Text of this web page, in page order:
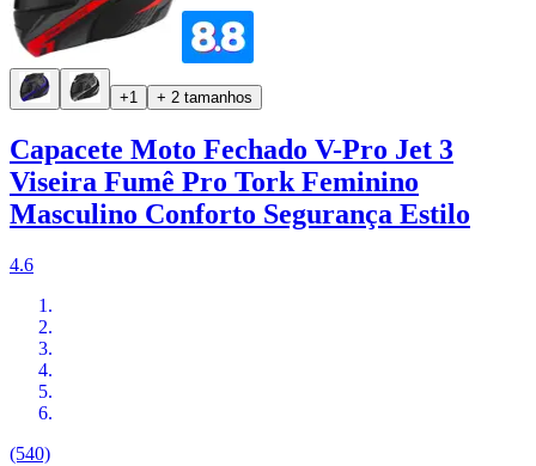
+1 + 2 tamanhos
Capacete Moto Fechado V-Pro Jet 3
Viseira Fumê Pro Tork Feminino
Masculino Conforto Segurança Estilo
4.6
(540)